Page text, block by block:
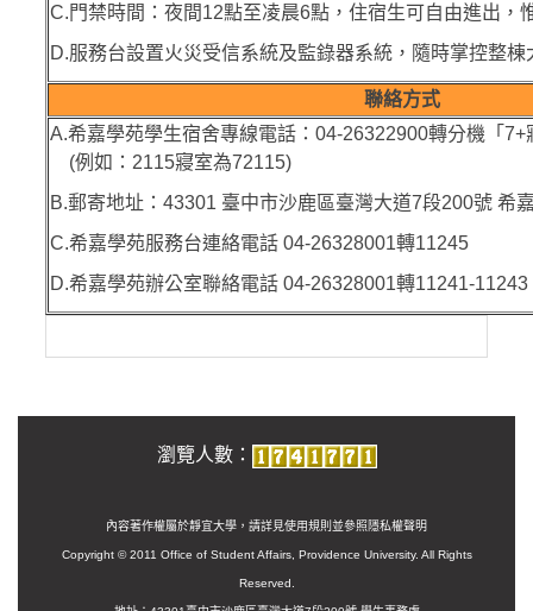
C.門禁時間：夜間12點至凌晨6點，住宿生可自由進出，
D.服務台設置火災受信系統及監錄器系統，隨時掌控整棟
聯絡方式
A.希嘉學苑學生宿舍專線電話：04-26322900轉分機「7+
(例如：2115寢室為72115)
B.郵寄地址：43301 臺中市沙鹿區臺灣大道7段200號 希
C.希嘉學苑服務台連絡電話 04-26328001轉11245
D.希嘉學苑辦公室聯絡電話 04-26328001轉11241-
瀏覽人數：
內容著作權屬於靜宜大學，請詳見使用規則並參照隱私權聲明
Copyright © 2011 Office of Student Affairs, Providence University. All Rights
Reserved.